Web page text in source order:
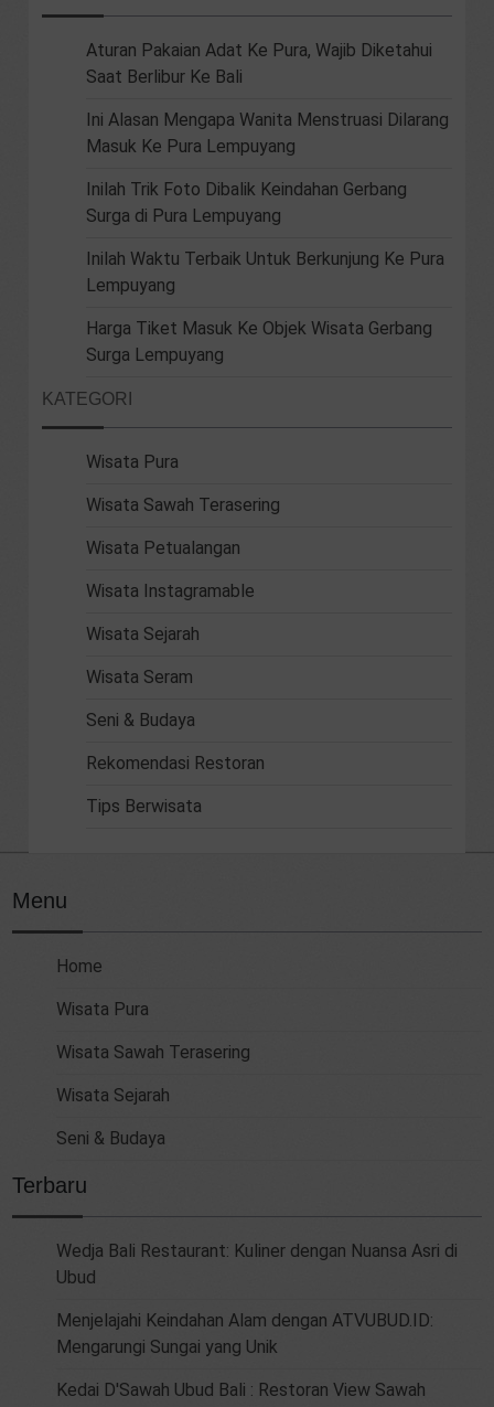
Aturan Pakaian Adat Ke Pura, Wajib Diketahui
Saat Berlibur Ke Bali
Ini Alasan Mengapa Wanita Menstruasi Dilarang
Masuk Ke Pura Lempuyang
Inilah Trik Foto Dibalik Keindahan Gerbang
Surga di Pura Lempuyang
Inilah Waktu Terbaik Untuk Berkunjung Ke Pura
Lempuyang
Harga Tiket Masuk Ke Objek Wisata Gerbang
Surga Lempuyang
KATEGORI
Wisata Pura
Wisata Sawah Terasering
Wisata Petualangan
Wisata Instagramable
Wisata Sejarah
Wisata Seram
Seni & Budaya
Rekomendasi Restoran
Tips Berwisata
Menu
Home
Wisata Pura
Wisata Sawah Terasering
Wisata Sejarah
Seni & Budaya
Terbaru
Wedja Bali Restaurant: Kuliner dengan Nuansa Asri di
Ubud
Menjelajahi Keindahan Alam dengan ATVUBUD.ID:
Mengarungi Sungai yang Unik
Kedai D'Sawah Ubud Bali : Restoran View Sawah